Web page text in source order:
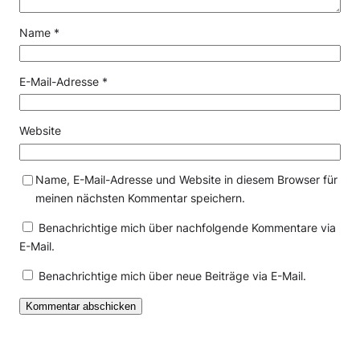
Name *
E-Mail-Adresse *
Website
Name, E-Mail-Adresse und Website in diesem Browser für
meinen nächsten Kommentar speichern.
Benachrichtige mich über nachfolgende Kommentare via
E-Mail.
Benachrichtige mich über neue Beiträge via E-Mail.